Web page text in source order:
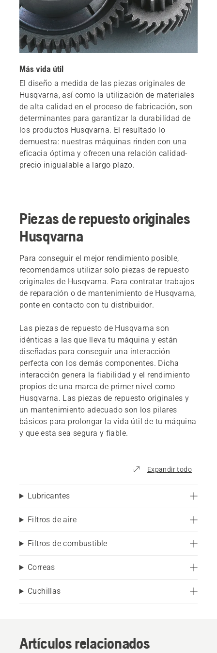
Más vida útil
El diseño a medida de las piezas originales de
Husqvarna, así como la utilización de materiales
de alta calidad en el proceso de fabricación, son
determinantes para garantizar la durabilidad de
los productos Husqvarna. El resultado lo
demuestra: nuestras máquinas rinden con una
eficacia óptima y ofrecen una relación calidad-
precio inigualable a largo plazo.
Piezas de repuesto originales
Husqvarna
Para conseguir el mejor rendimiento posible,
recomendamos utilizar solo piezas de repuesto
originales de Husqvarna. Para contratar trabajos
de reparación o de mantenimiento de Husqvarna,
ponte en contacto con tu distribuidor.
Las piezas de repuesto de Husqvarna son
idénticas a las que lleva tu máquina y están
diseñadas para conseguir una interacción
perfecta con los demás componentes. Dicha
interacción genera la fiabilidad y el rendimiento
propios de una marca de primer nivel como
Husqvarna. Las piezas de repuesto originales y
un mantenimiento adecuado son los pilares
básicos para prolongar la vida útil de tu máquina
y que esta sea segura y fiable.
Expandir todo
Lubricantes
Filtros de aire
Filtros de combustible
Correas
Cuchillas
Artículos relacionados